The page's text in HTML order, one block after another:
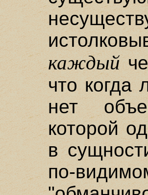
каждый
что когда
нет
которой
в
по-